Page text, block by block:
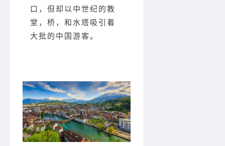
口，但却以中世纪的教
堂，桥，和水塔吸引着
大批的中国游客。